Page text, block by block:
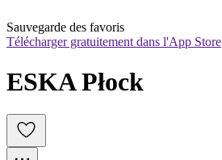
Sauvegarde des favoris
Télécharger gratuitement dans l'App Store
ESKA Płock